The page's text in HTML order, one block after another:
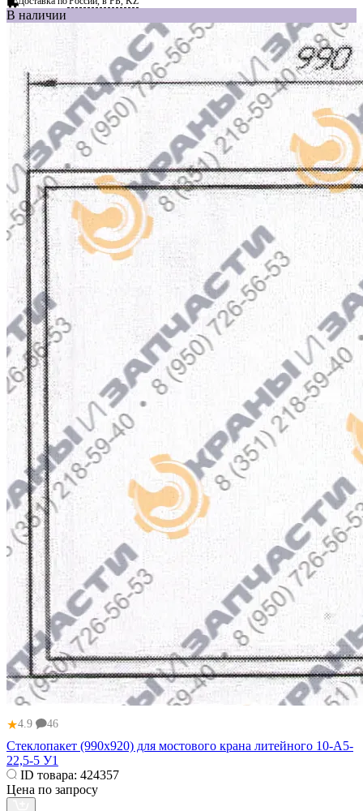
В наличии
★4.9 46
Стеклопакет (990x920) для мостового крана литейного 10-А5-
22,5-5 У1
ID товара: 424357
Цена по запросу